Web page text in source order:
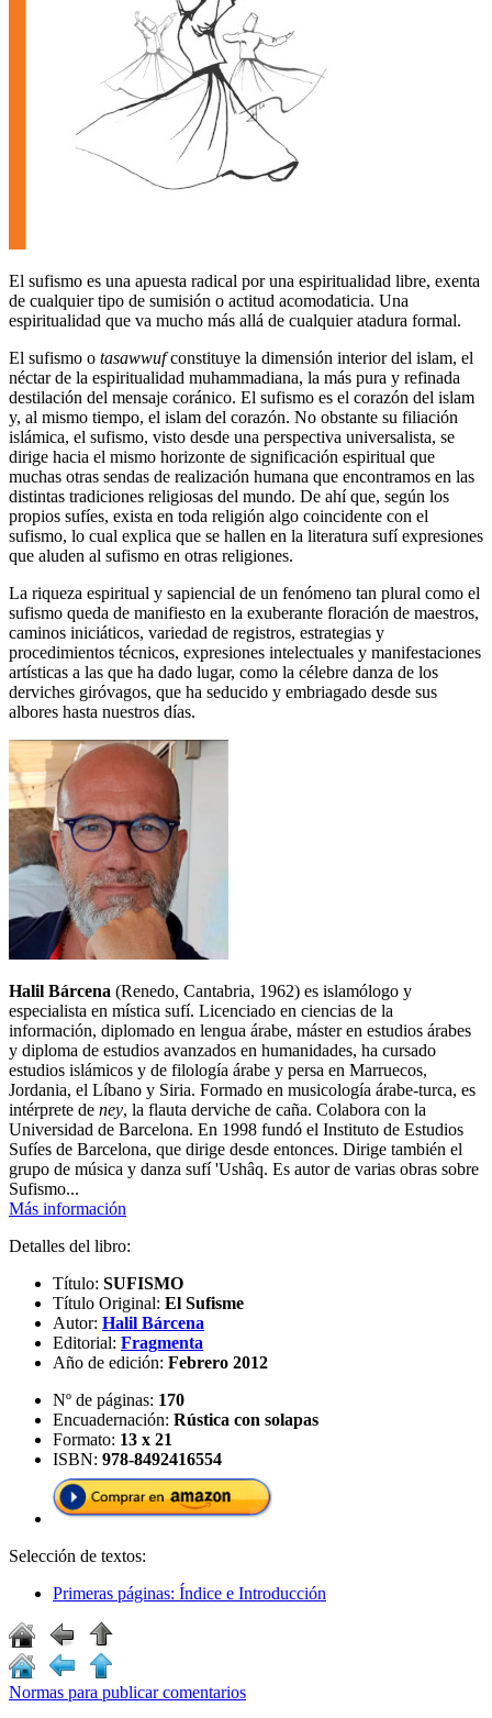
El sufismo es una apuesta radical por una espiritualidad libre, exenta
de cualquier tipo de sumisión o actitud acomodaticia. Una
espiritualidad que va mucho más allá de cualquier atadura formal.
El sufismo o tasawwufconstituye la dimensión interior del islam, el
néctar de la espiritualidad muhammadiana, la más pura y refinada
destilación del mensaje coránico. El sufismo es el corazón del islam
y, al mismo tiempo, el islam del corazón. No obstante su filiación
islámica, el sufismo, visto desde una perspectiva universalista, se
dirige hacia el mismo horizonte de significación espiritual que
muchas otras sendas de realización humana que encontramos en las
distintas tradiciones religiosas del mundo. De ahí que, según los
propios sufíes, exista en toda religión algo coincidente con el
sufismo, lo cual explica que se hallen en la literatura sufí expresiones
que aluden al sufismo en otras religiones.
La riqueza espiritual y sapiencial de un fenómeno tan plural como el
sufismo queda de manifiesto en la exuberante floración de maestros,
caminos iniciáticos, variedad de registros, estrategias y
procedimientos técnicos, expresiones intelectuales y manifestaciones
artísticas a las que ha dado lugar, como la célebre danza de los
derviches giróvagos, que ha seducido y embriagado desde sus
albores hasta nuestros días.
Halil Bárcena (Renedo, Cantabria, 1962) es islamólogo y
especialista en mística sufí. Licenciado en ciencias de la
información, diplomado en lengua árabe, máster en estudios árabes
y diploma de estudios avanzados en humanidades, ha cursado
estudios islámicos y de filología árabe y persa en Marruecos,
Jordania, el Líbano y Siria. Formado en musicología árabe-turca, es
intérprete de ney, la flauta derviche de caña. Colabora con la
Universidad de Barcelona. En 1998 fundó el Instituto de Estudios
Sufíes de Barcelona, que dirige desde entonces. Dirige también el
grupo de música y danza sufí 'Ushâq. Es autor de varias obras sobre
Sufismo...
Más información
Detalles del libro:
Título: SUFISMO
Título Original: El Sufisme
Autor: Halil Bárcena
Editorial: Fragmenta
Año de edición: Febrero 2012
Nº de páginas: 170
Encuadernación: Rústica con solapas
Formato: 13 x 21
ISBN: 978-8492416554
Selección de textos:
Primeras páginas: Índice e Introducción
Normas para publicar comentarios